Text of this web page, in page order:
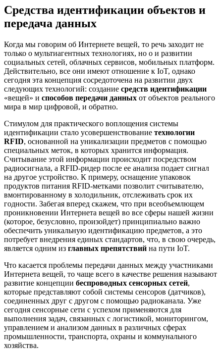
Средства идентификации объектов и
передача данных
Когда мы говорим об Интернете вещей, то речь заходит не
только о мультиагентных технологиях, но о и развитии
социальных сетей, облачных сервисов, мобильных платформ.
Действительно, все они имеют отношение к IoT, однако
сегодня эта концепция сосредоточена на развитии двух
следующих технологий: создание средств идентификации
«вещей» и способов передачи данных от объектов реального
мира в мир цифровой, и обратно.
Стимулом для практического воплощения системы
идентификации стало усовершенствование технологии
RFID, основанной на уникализации предметов с помощью
специальных меток, в которых хранится информация.
Считывание этой информации происходит посредством
радиосигнала, а RFID-ридер после ее анализа подает сигнал
на другое устройство. К примеру, оснащение упаковок
продуктов питания RFID-метками позволит считывателю,
вмонтированному в холодильник, отслеживать срок их
годности. Забегая вперед скажем, что при всеобъемлющем
проникновении Интернета вещей во все сферы нашей жизни
(которое, безусловно, произойдет) принципиально важно
обеспечить уникальную идентификацию предметов, а это
потребует внедрения единых стандартов, что, в свою очередь,
является одним из главных препятствий на пути IoT.
Что касается проблемы передачи данных между участниками
Интернета вещей, то чаще всего в качестве решения называют
развитие концепции беспроводных сенсорных сетей,
которые представляют собой системы сенсоров (датчиков),
соединенных друг с другом с помощью радиоканала. Уже
сегодня сенсорные сети с успехом применяются для
выполнения задач, связанных с логистикой, мониторингом,
управлением и анализом данных в различных сферах
промышленности, транспорта, охраны и коммунального
хозяйства.